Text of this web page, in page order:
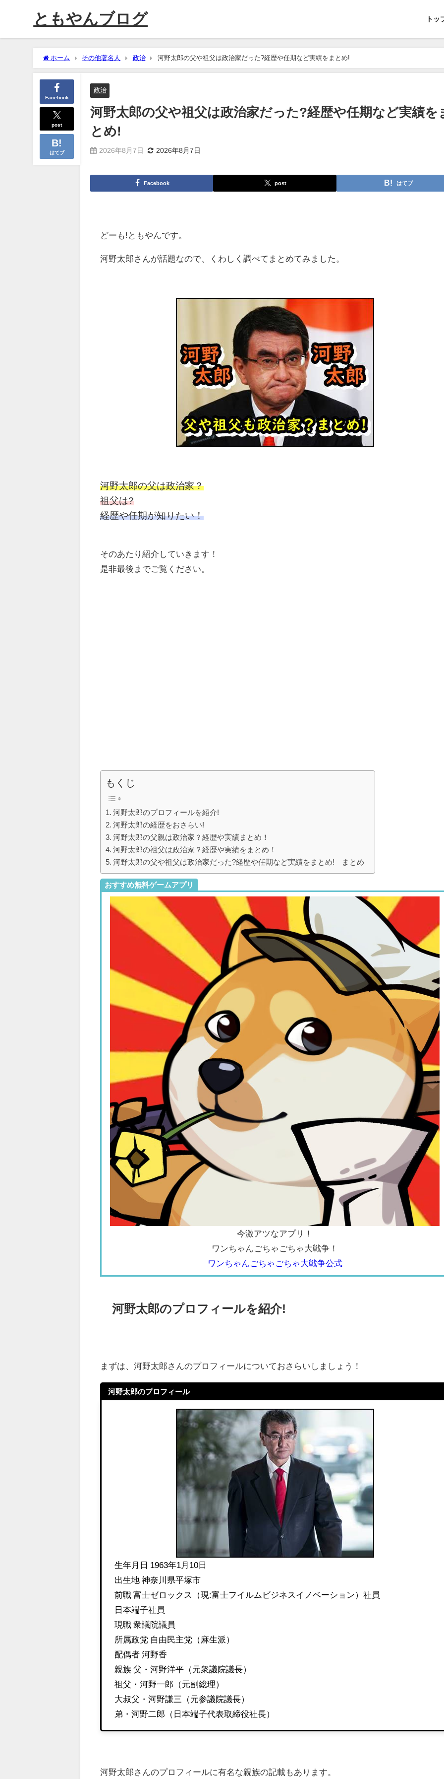
ともやんブログ トッ
ホーム その他著名人 政治 河野太郎の父や祖父は政治家だった?経歴や任期など実績をまとめ!
Facebook
post
はてブ
政治
河野太郎の父や祖父は政治家だった?経歴や任期など実績を
とめ!
2026年8月7日 2026年8月7日
Facebook post はてブ
どーも!ともやんです。
河野太郎さんが話題なので、くわしく調べてまとめてみました。
河野太郎の父は政治家？
祖父は?
経歴や任期が知りたい！
そのあたり紹介していきます！
是非最後までご覧ください。
もくじ
河野太郎のプロフィールを紹介!
河野太郎の経歴をおさらい!
河野太郎の父親は政治家？経歴や実績まとめ！
河野太郎の祖父は政治家？経歴や実績をまとめ！
河野太郎の父や祖父は政治家だった?経歴や任期など実績をまとめ! まとめ
おすすめ無料ゲームアプリ
今激アツなアプリ！
ワンちゃんごちゃごちゃ大戦争！
ワンちゃんごちゃごちゃ大戦争公式
河野太郎のプロフィールを紹介!
まずは、河野太郎さんのプロフィールについておさらいしましょう！
河野太郎のプロフィール
生年月日 1963年1月10日
出生地 神奈川県平塚市
前職 富士ゼロックス（現:富士フイルムビジネスイノベーション）社員
日本端子社員
現職 衆議院議員
所属政党 自由民主党（麻生派）
配偶者 河野香
親族 父・河野洋平（元衆議院議長）
祖父・河野一郎（元副総理）
大叔父・河野謙三（元参議院議長）
弟・河野二郎（日本端子代表取締役社長）
河野太郎さんのプロフィールに有名な親族の記載もあります。